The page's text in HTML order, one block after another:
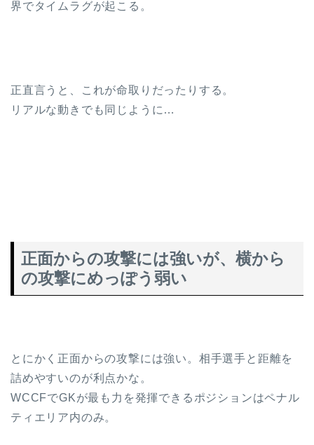
界でタイムラグが起こる。
正直言うと、これが命取りだったりする。
リアルな動きでも同じように…
正面からの攻撃には強いが、横から
の攻撃にめっぽう弱い
とにかく正面からの攻撃には強い。相手選手と距離を
詰めやすいのが利点かな。
WCCFでGKが最も力を発揮できるポジションはペナル
ティエリア内のみ。